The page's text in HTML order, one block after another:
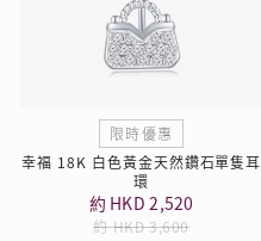
限時優惠
幸福 18K 白色黃金天然鑽石單隻耳
環
約 HKD 2,520
約 HKD 3,600